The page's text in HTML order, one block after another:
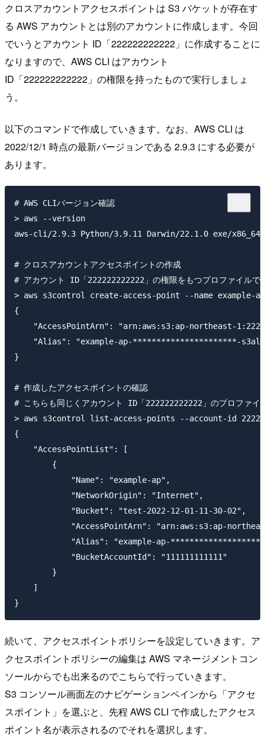
クロスアカウントアクセスポイントは S3 バケットが存在す
る AWS アカウントとは別のアカウントに作成します。今回
でいうとアカウント ID「222222222222」に作成することに
なりますので、AWS CLI はアカウント
ID「222222222222」の権限を持ったもので実行しましょ
う。
以下のコマンドで作成していきます。なお、AWS CLI は
2022/12/1 時点の最新バージョンである 2.9.3 にする必要が
あります。
# AWS CLIバージョン確認
> aws --version
aws-cli/2.9.3 Python/3.9.11 Darwin/22.1.0 exe/
# クロスアカウントアクセスポイントの作成
# アカウント ID「222222222222」の権限をもつプロファイルで
> aws s3control create-access-point --name example-
{
"AccessPointArn": "arn:aws:s3:ap-northeast-
"Alias": "example-ap-**********************-
}
# 作成したアクセスポイントの確認
# こちらも同じくアカウント ID「222222222222」のプロファイ
> aws s3control list-access-points --account-id
{
    "AccessPointList": [
        {
            "Name": "example-ap",
            "NetworkOrigin": "Internet",
            "Bucket": "test-2022-12-01-11-30-02",
"AccessPointArn": "arn:aws:s3:ap-
"Alias": "example-ap-
            "BucketAccountId": "111111111111"
        }
    ]
続いて、アクセスポイントポリシーを設定していきます。ア
クセスポイントポリシーの編集は AWS マネージメントコン
ソールからでも出来るのでこちらで行っていきます。
S3 コンソール画面左のナビゲーションペインから「アクセ
スポイント」を選ぶと、先程 AWS CLI で作成したアクセス
ポイント名が表示されるのでそれを選択します。